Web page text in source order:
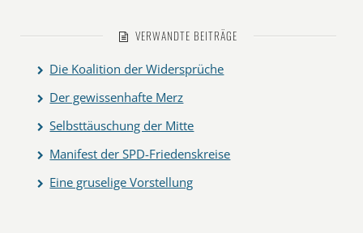
VERWANDTE BEITRÄGE
Die Koalition der Widersprüche
Der gewissenhafte Merz
Selbsttäuschung der Mitte
Manifest der SPD-Friedenskreise
Eine gruselige Vorstellung